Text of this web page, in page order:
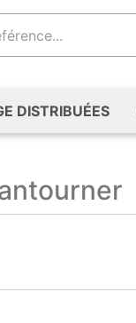
DISTRIBUÉES